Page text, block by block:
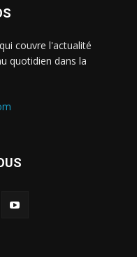
couvre l'actualité
quotidien dans la